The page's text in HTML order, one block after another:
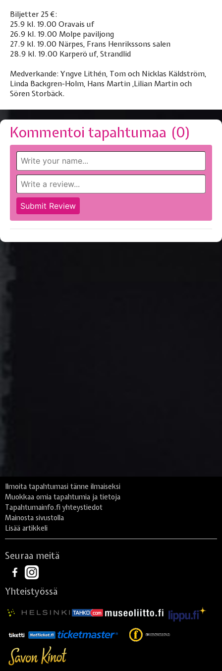
Biljetter 25 €:
25.9 kl. 19.00 Oravais uf
26.9 kl. 19.00 Molpe paviljong
27.9 kl. 19.00 Närpes, Frans Henrikssons salen
28.9 kl. 19.00 Karperö uf, Strandlid
Medverkande: Yngve Lithén, Tom och Nicklas Käldström,
Linda Backgren-Holm, Hans Martin ,Lilian Martin och
Sören Storbäck.
Kommentoi tapahtumaa (0)
Ilmoita tapahtumasi tänne ilmaiseksi
Muokkaa omia tapahtumia ja tietoja
Tapahtumainfo.fi yhteystiedot
Mainosta sivustolla
Lisää artikkeli
Seuraa meitä
Yhteistyössä